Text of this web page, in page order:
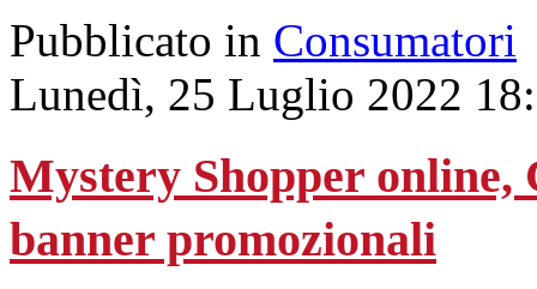
Pubblicato in Consumatori
Lunedì, 25 Luglio 2022
Mystery Shopper online,
banner promozionali